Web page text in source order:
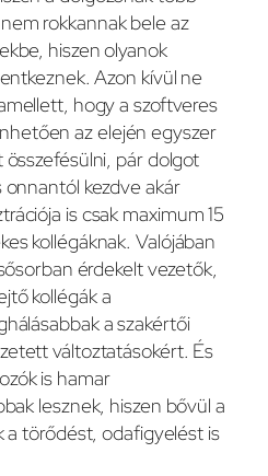
rokkannak bele az
hiszen olyanok
Azon kívül ne
hogy a szoftveres
az elején egyszer
összefésülni, pár dolgot
kezdve akár
is csak maximum 15
kollégáknak. Valójában
érdekelt vezetők,
kollégák a
a szakértői
változtatásokért. És
is hamar
lesznek, hiszen bővül a
a törődést, odafigyelést is